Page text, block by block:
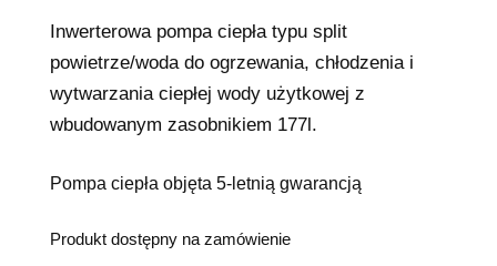
Inwerterowa pompa ciepła typu split
powietrze/woda do ogrzewania, chłodzenia i
wytwarzania ciepłej wody użytkowej z
wbudowanym zasobnikiem 177l.
Pompa ciepła objęta 5-letnią gwarancją
Produkt dostępny na zamówienie